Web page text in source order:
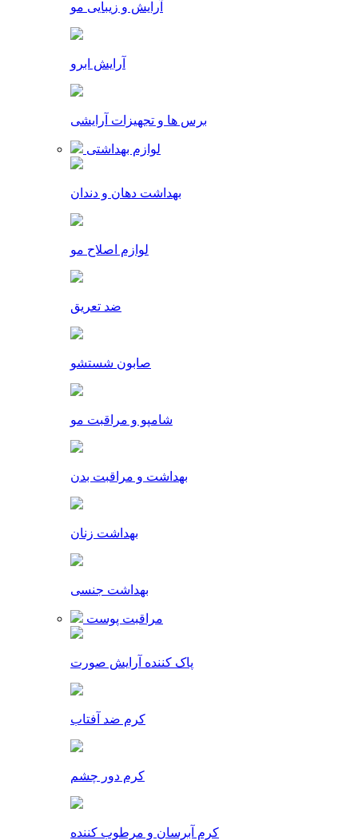
آرایش و زیبایی مو
آرایش ابرو
برس ها و تجهیزات آرایشی
لوازم بهداشتی
بهداشت دهان و دندان
لوازم اصلاح مو
ضد تعریق
صابون شستشو
شامپو و مراقبت مو
بهداشت و مراقبت بدن
بهداشت زنان
بهداشت جنسی
مراقبت پوست
پاک کننده آرایش صورت
کرم ضد آفتاب
کرم دور چشم
کرم آبرسان و مرطوب کننده